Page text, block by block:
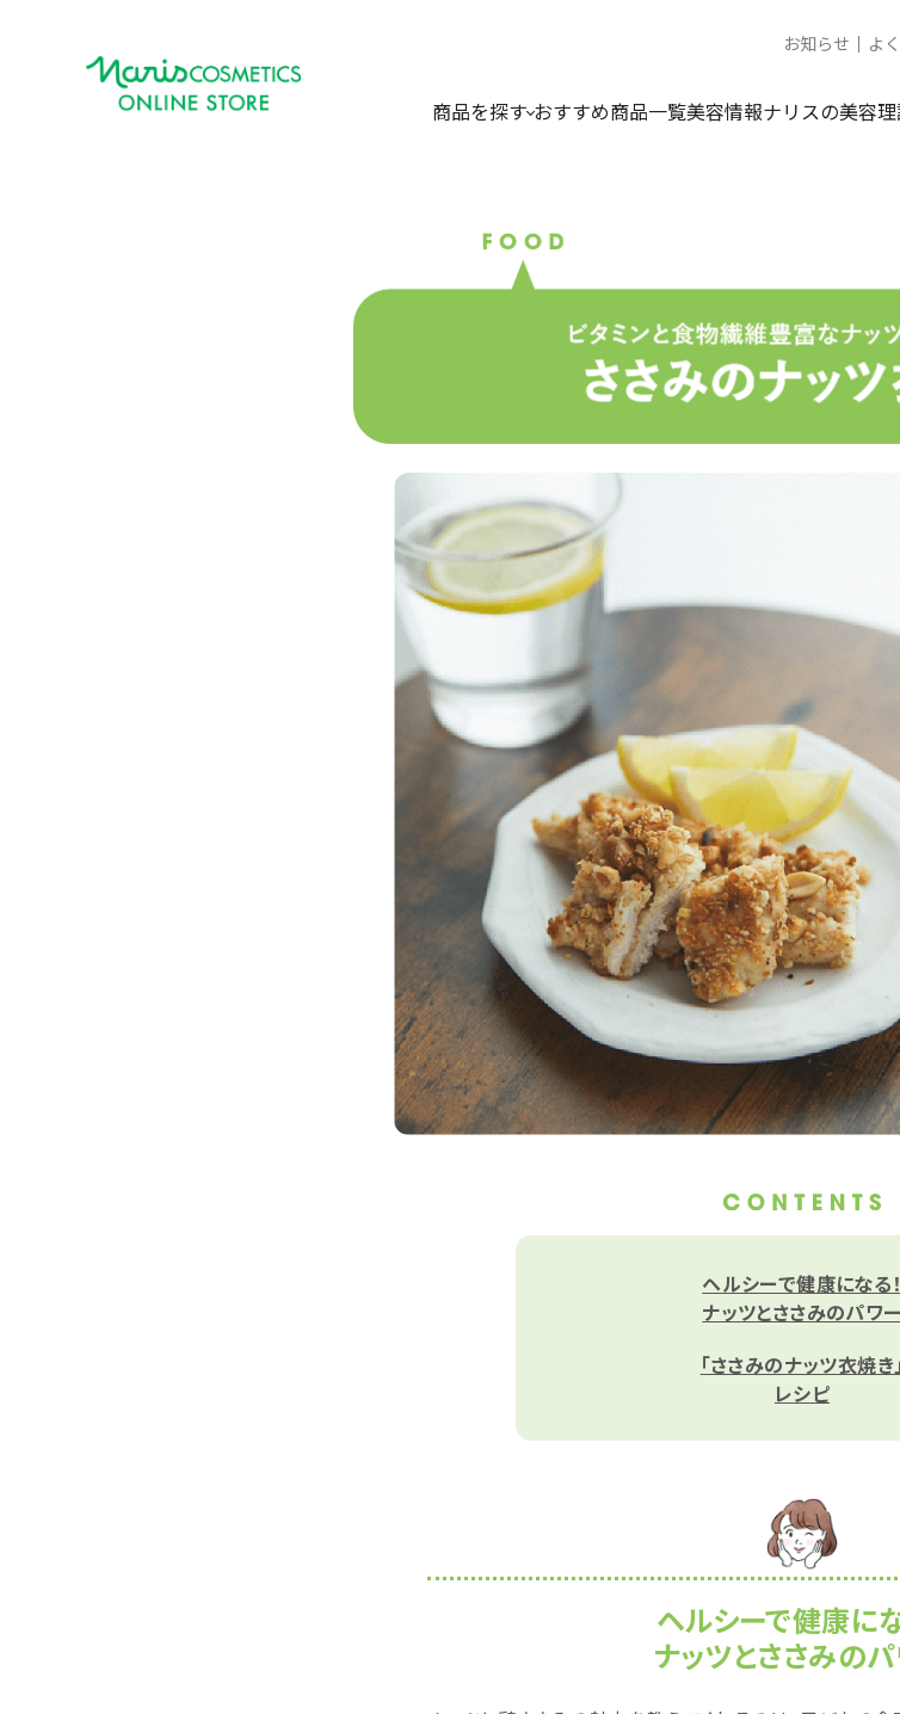
お知らせ よ
商品を探す おすすめ商品一覧美容情報ナリスの美容理
ヘルシーで健康になる！
ナッツとささみのパワー
「ささみのナッツ衣焼き」
レシピ
ヘルシーで健康にな
ナッツとささみの